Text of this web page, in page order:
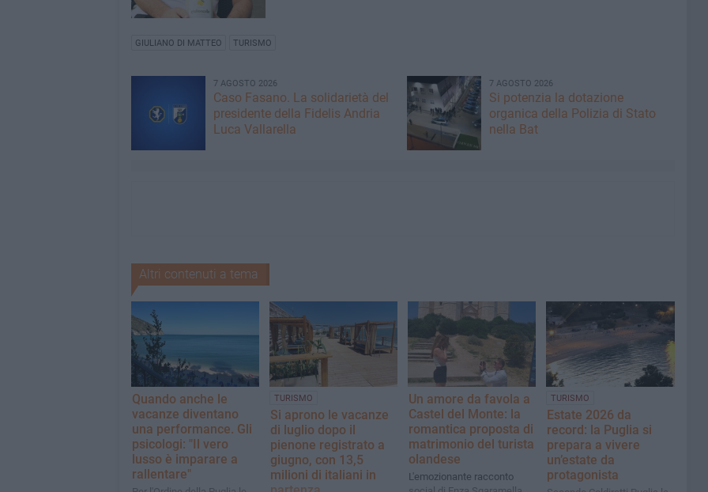
GIULIANO DI MATTEO TURISMO
7 AGOSTO 2026
Caso Fasano. La solidarietà del
presidente della Fidelis Andria
Luca Vallarella
7 AGOSTO 2026
Si potenzia la dotazione
organica della Polizia di Stato
nella Bat
Altri contenuti a tema
Quando anche le
vacanze diventano
una performance. Gli
psicologi: "Il vero
lusso è imparare a
rallentare"
TURISMO
Si aprono le vacanze
di luglio dopo il
pienone registrato a
giugno, con 13,5
milioni di italiani in
Un amore da favola a
Castel del Monte: la
romantica proposta di
matrimonio del turista
olandese
L'emozionante racconto
TURISMO
Estate 2026 da
record: la Puglia si
prepara a vivere
un’estate da
protagonista